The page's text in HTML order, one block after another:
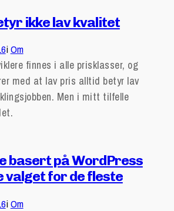
ikke lav kvalitet
iOm
finnes i alle prisklasser, og
med at lav pris alltid betyr lav
Men i mitt tilfelle
basert på WordPress
valget for de fleste
iOm